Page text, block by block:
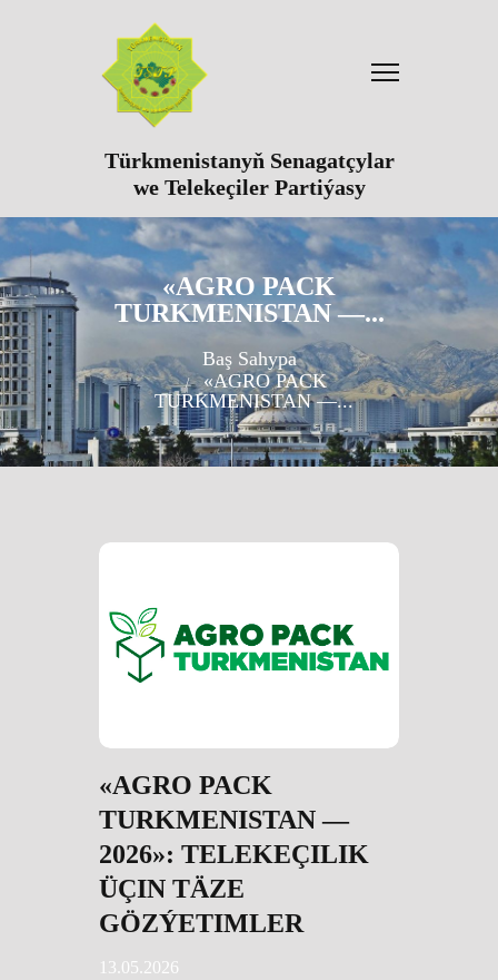
Türkmenistanyň Senagatçylar
we Telekeçiler Partiýasy
«AGRO PACK
TURKMENISTAN —...
Baş Sahypa
«AGRO PACK
TURKMENISTAN —...
«AGRO PACK
TURKMENISTAN —
2026»: TELEKEÇILIK
ÜÇIN TÄZE
GÖZÝETIMLER
13.05.2026